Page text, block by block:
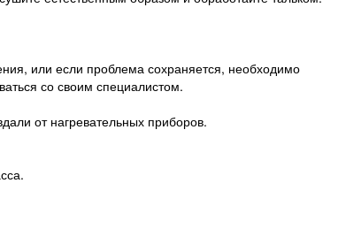
или если проблема сохраняется, необходимо
со своим специалистом.
от нагревательных приборов.